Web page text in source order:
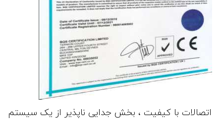
اتصالات با کیفیت ، بخش جدایی ناپذیر از یک سیستم